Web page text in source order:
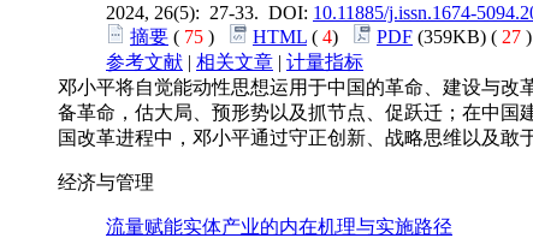
2024, 26(5): 27-33. DOI: 10.11885/j.issn.1674-
摘要 ( 75 ) HTML ( 4) PDF (359KB) ( 27 )
参考文献 | 相关文章 | 计量指标
邓小平将自觉能动性思想运用于中国的革命、建设与改
备革命，估大局、预形势以及抓节点、促跃迁；在中
国改革进程中，邓小平通过守正创新、战略思维以及敢
经济与管理
流量赋能实体产业的内在机理与实施路径